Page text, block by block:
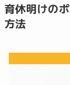
育休明けの
方法